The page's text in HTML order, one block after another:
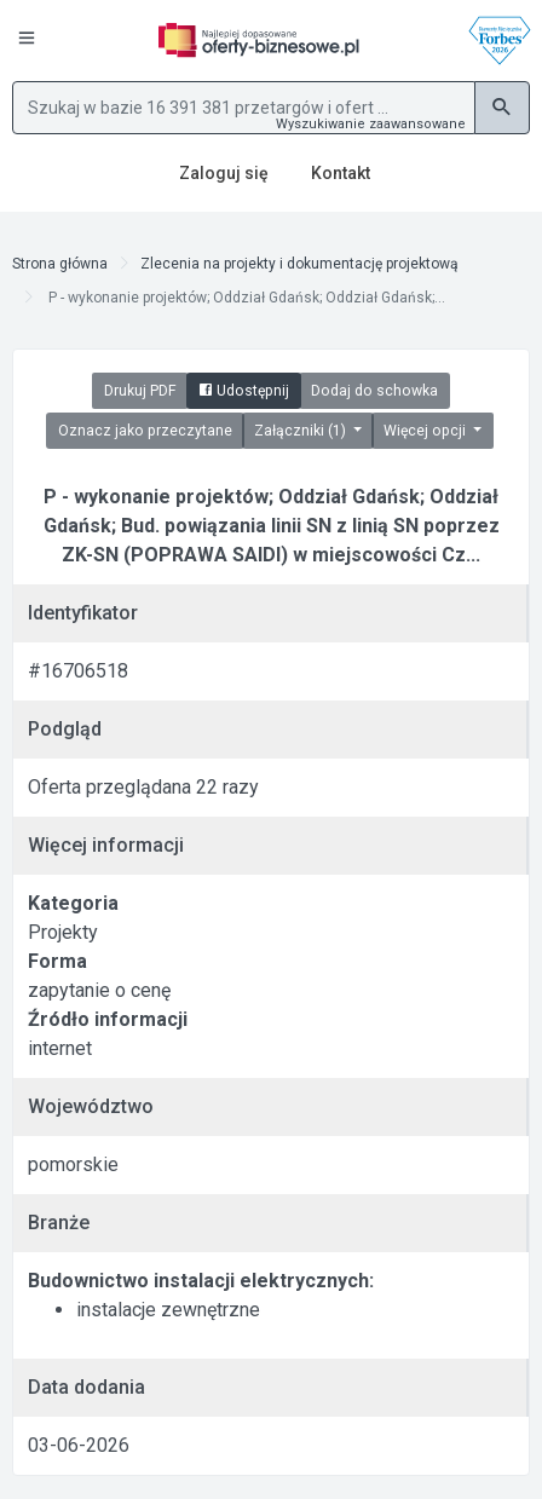
Wyszukiwanie zaawansowane
Zaloguj się Kontakt
Strona główna
Zlecenia na projekty i dokumentację projektową
P - wykonanie projektów; Oddział Gdańsk; Oddział Gdańsk;...
Drukuj PDF Udostępnij Dodaj do schowka
Oznacz jako przeczytane Załączniki (1) Więcej opcji
P - wykonanie projektów; Oddział Gdańsk; Oddział
Gdańsk; Bud. powiązania linii SN z linią SN poprzez
ZK-SN (POPRAWA SAIDI) w miejscowości Cz...
Identyfikator
#16706518
Podgląd
Oferta przeglądana 22 razy
Więcej informacji
Kategoria
Projekty
Forma
zapytanie o cenę
Źródło informacji
internet
Województwo
pomorskie
Branże
Budownictwo instalacji elektrycznych:
instalacje zewnętrzne
Data dodania
03-06-2026